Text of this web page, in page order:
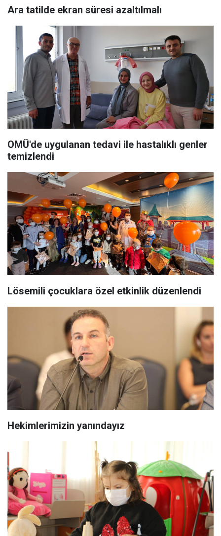
Ara tatilde ekran süresi azaltılmalı
OMÜ'de uygulanan tedavi ile hastalıklı genler
temizlendi
Lösemili çocuklara özel etkinlik düzenlendi
Hekimlerimizin yanındayız